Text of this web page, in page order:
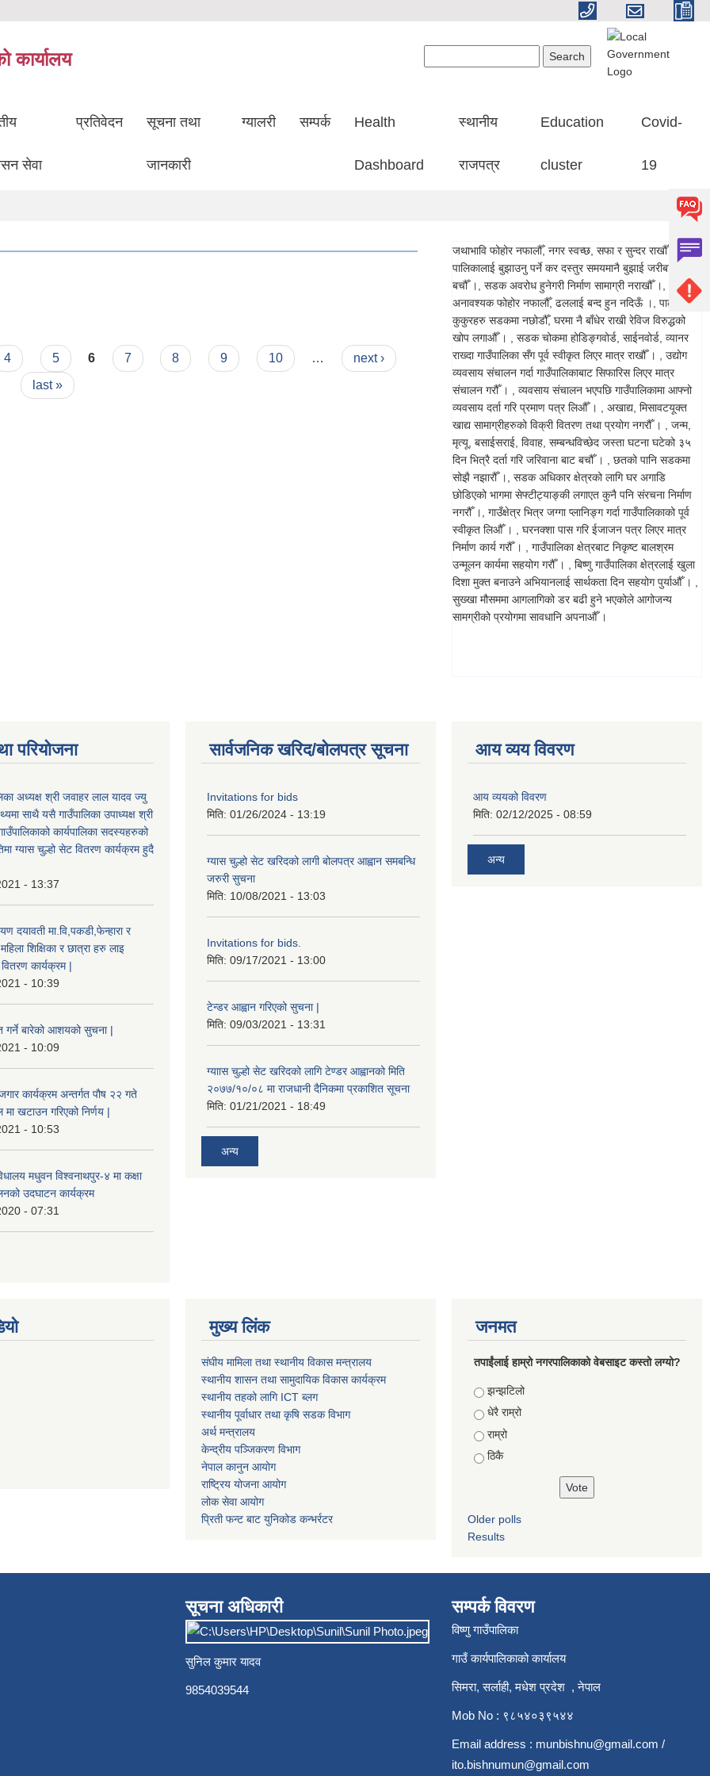
कार्यालय
सेवा
प्रतिवेदन सूचना तथा
जानकारी
ग्यालरी सम्पर्क Health
Dashboard
स्थानीय
राजपत्र
Education
cluster
Covid-
19
4 5 6 7 8 9 10 …
next ›
last »
जथाभावि फोहोर नफालौँ, नगर स्वच्छ, सफा र सुन्दर राखौँ ।, गाउँ
पालिकालाई बुझाउनु पर्ने कर दस्तुर समयमानै बुझाई जरीबाना बाट
बचौँ ।, सडक अवरोध हुनेगरी निर्माण सामाग्री नराखौँ ।, ढलमा
अनावश्यक फोहोर नफालौँ, ढललाई बन्द हुन नदिऊँ ।, पाल्तु
कुकुरहरु सडकमा नछोडौँ, घरमा नै बाँधेर राखी रेविज विरुद्धको
खोप लगाऔँ । , सडक चोकमा होडिङ्गवोर्ड, साईनवोर्ड, व्यानर
राख्दा गाउँपालिका सँग पूर्व स्वीकृत लिएर मात्र राखौँ । , उद्योग
व्यवसाय संचालन गर्दा गाउँपालिकाबाट सिफारिस लिएर मात्र
संचालन गरौँ । , व्यवसाय संचालन भएपछि गाउँपालिकामा आफ्नो
व्यवसाय दर्ता गरि प्रमाण पत्र लिऔँ । , अखाद्य, मिसावटयूक्त
खाद्य सामाग्रीहरुको विक्री वितरण तथा प्रयोग नगरौँ । , जन्म,
मृत्यू, बसाईसराई, विवाह, सम्बन्धविच्छेद जस्ता घटना घटेको ३५
दिन भित्रै दर्ता गरि जरिवाना बाट बचौँ । , छतको पानि सडकमा
सोझै नझारौँ ।, सडक अधिकार क्षेत्रको लागि घर अगाडि
छोडिएको भागमा सेफ्टीट्याङ्की लगाएत कुनै पनि संरचना निर्माण
नगरौँ ।, गाउँक्षेत्र भित्र जग्गा प्लानिङ्ग गर्दा गाउँपालिकाको पूर्व
स्वीकृत लिऔँ । , घरनक्शा पास गरि ईजाजन पत्र लिएर मात्र
निर्माण कार्य गरौँ । , गाउँपालिका क्षेत्रबाट निकृष्ट बालश्रम
उन्मूलन कार्यमा सहयोग गरौँ । , बिष्णु गाउँपालिका क्षेत्रलाई खुला
दिशा मुक्त बनाउने अभियानलाई सार्थकता दिन सहयोग पुर्याऔँ । ,
सुख्खा मौसममा आगलागिको डर बढी हुने भएकोले आगोजन्य
सामग्रीको प्रयोगमा सावधानि अपनाऔँ ।
परियोजना
अध्यक्ष श्री जवाहर लाल यादव ज्यु
साथै यसै गाउँपालिका उपाध्यक्ष श्री
कार्यपालिका सदस्यहरुको
ग्यास चुल्हो सेट वितरण कार्यक्रम हुदै
- 13:37
दयावती मा.वि,पकडी,फेन्हारा र
शिक्षिका र छात्रा हरु लाइ
वितरण कार्यक्रम |
- 10:39
गर्ने बारेको आशयको सुचना |
- 10:09
कार्यक्रम अन्तर्गत पौष २२ गते
खटाउन गरिएको निर्णय |
- 10:53
मधुवन विश्वनाथपुर-४ मा कक्षा
उदघाटन कार्यक्रम
- 07:31
सार्वजनिक खरिद/बोलपत्र सूचना
Invitations for bids
मिति: 01/26/2024 - 13:19
ग्यास चुल्हो सेट खरिदको लागी बोलपत्र आह्वान समबन्धि
जरुरी सुचना
मिति: 10/08/2021 - 13:03
Invitations for bids.
मिति: 09/17/2021 - 13:00
टेन्डर आह्वान गरिएको सुचना |
मिति: 09/03/2021 - 13:31
ग्याास चुल्हो सेट खरिदको लागि टेण्डर आह्वानको मिति
२०७७/१०/०८ मा राजधानी दैनिकमा प्रकाशित सूचना
मिति: 01/21/2021 - 18:49
अन्य
आय व्यय विवरण
आय व्ययको विवरण
मिति: 02/12/2025 - 08:59
अन्य
मुख्य लिंक
संघीय मामिला तथा स्थानीय विकास मन्त्रालय
स्थानीय शासन तथा सामुदायिक विकास कार्यक्रम
स्थानीय तहको लागि ICT ब्लग
स्थानीय पूर्वाधार तथा कृषि सडक विभाग
अर्थ मन्त्रालय
केन्द्रीय पञ्जिकरण विभाग
नेपाल कानुन आयोग
राष्ट्रिय योजना आयोग
लोक सेवा आयोग
प्रिती फन्ट बाट युनिकोड कन्भर्रटर
जनमत
तपाईंलाई हाम्रो नगरपालिकाको वेबसाइट कस्तो लग्यो?
Choices
झन्झटिलो
धेरै राम्रो
राम्रो
ठिकै
Older polls
Results
सूचना अधिकारी
सुनिल कुमार यादव
9854039544
सम्पर्क विवरण
विष्णु गाउँपालिका
गाउँ कार्यपालिकाको कार्यालय
सिमरा, सर्लाही, मधेश प्रदेश , नेपाल
Mob No : ९८५४०३९५४४
Email address : munbishnu@gmail.com /
ito.bishnumun@gmail.com